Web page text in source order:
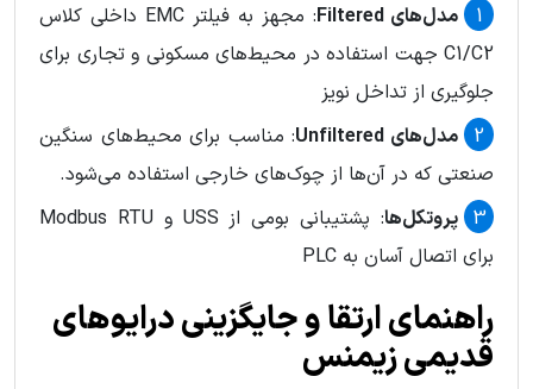
مدل‌های Filtered
: مجهز به فیلتر EMC داخلی کلاس
C1/C2 جهت استفاده در محیط‌های مسکونی و تجاری برای
جلوگیری از تداخل نویز
مدل‌های Unfiltered
: مناسب برای محیط‌های سنگین
صنعتی که در آن‌ها از چوک‌های خارجی استفاده می‌شود.
پروتکل‌ها
: پشتیبانی بومی از USS و Modbus RTU
برای اتصال آسان به PLC
راهنمای ارتقا و جایگزینی درایوهای
قدیمی زیمنس